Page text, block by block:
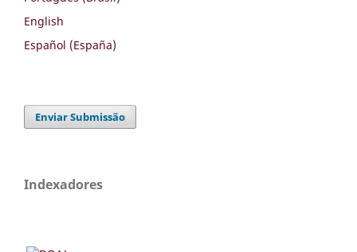
English
Español (España)
Enviar Submissão
Indexadores